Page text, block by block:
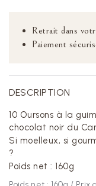
Retrait dans
Paiement
DESCRIPTION
10 Oursons à la
chocolat noir du
Si moelleux, si
?
Poids net : 160g